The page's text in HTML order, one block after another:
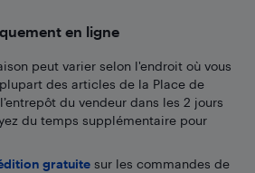
en ligne
peut varier selon l'endroit où vous
des articles de la Place de
du vendeur dans les 2 jours
du temps supplémentaire pour
gratuite sur les commandes de